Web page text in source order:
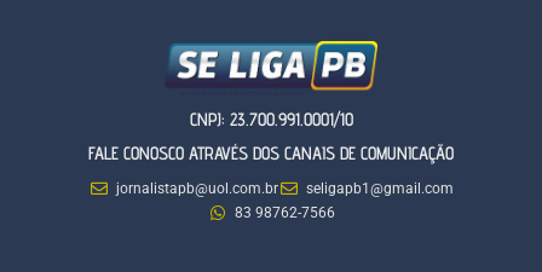
CNPJ: 23.700.991.0001/10
FALE CONOSCO ATRAVÉS DOS CANAIS DE COMUNICAÇÃO
jornalistapb@uol.com.br
seligapb1@gmail.com
83 98762-7566